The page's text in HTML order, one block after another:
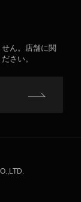
ん。店舗に関
さい。